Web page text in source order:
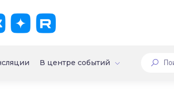
В центре событий